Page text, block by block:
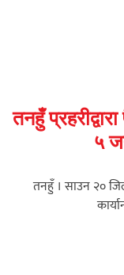
तनहुँ
५
तनहुँ । साउन २०